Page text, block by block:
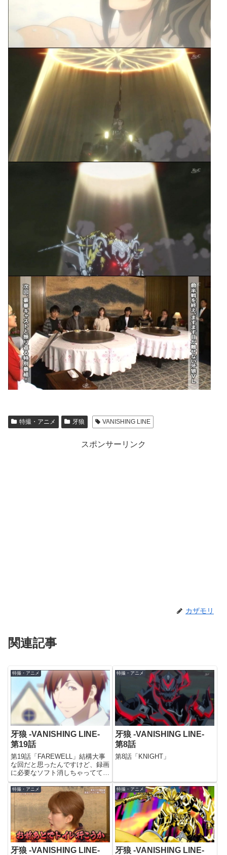
特撮・アニメ 牙狼 VANISHING LINE
スポンサーリンク
カザモリ
関連記事
特撮・アニメ
牙狼 -VANISHING LINE-
第19話
第19話「FAREWELL」結構大事
な回だと思ったんですけど、録画
に必要なソフト消しちゃっててそ
れどころじゃありませんでしたｗ
すみません…
特撮・アニメ
牙狼 -VANISHING LINE-
第8話
第8話「KNIGHT」
特撮・アニメ
牙狼 -VANISHING LINE-
特撮・アニメ
牙狼 -VANISHING LINE-